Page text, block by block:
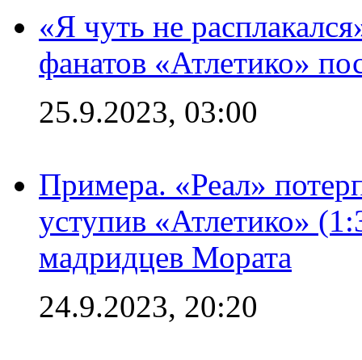
«Я чуть не
фанатов «Атлетико»
25.9.2023, 03:00
Примера. «Реал»
уступив «Атлетико»
мадридцев Мората
24.9.2023, 20:20